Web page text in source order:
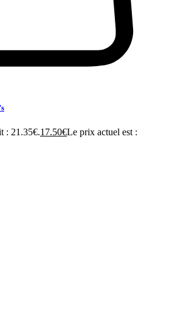
: 21.35€.17.50€Le prix actuel est :